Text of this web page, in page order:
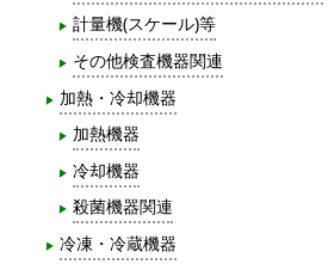
計量機(スケール)等
その他検査機器関連
加熱・冷却機器
加熱機器
冷却機器
殺菌機器関連
冷凍・冷蔵機器